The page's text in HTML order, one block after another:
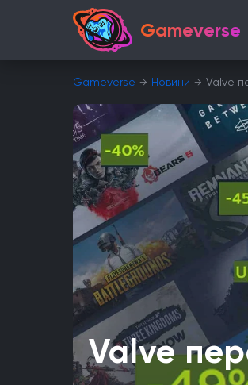
Gameverse
Gameverse Новини Valve
Valve